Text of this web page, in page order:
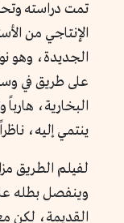
تمت دراسته
الإنتاجي من
الجديدة، وهو
على طريق في
البخارية،
ينتمي إليه،
لفيلم الطريق
وينفصل بطله
القديمة، لكن